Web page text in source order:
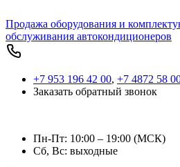
Продажа оборудования и
обслуживания автокондиционеров
+7 953 196 42 00, +7 4872 58
Заказать обратный звонок
Пн-Пт: 10:00 – 19:00 (МСК)
Сб, Вс: выходные